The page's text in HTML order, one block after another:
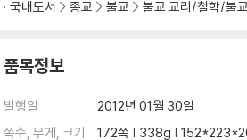
국내도서 종교 불교 불교 교리/철학/불
품목정보
발행일
2012년 01월 30일
쪽수, 무게, 크기
172쪽 | 338g |